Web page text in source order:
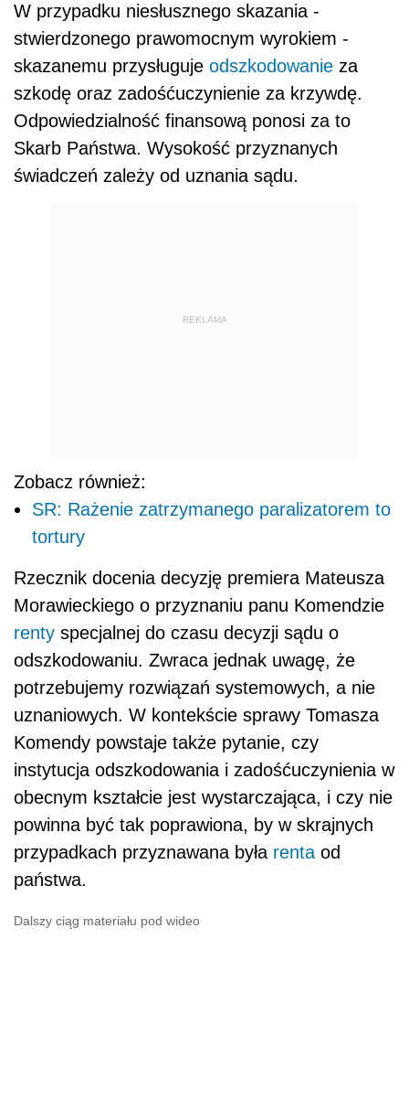
W przypadku niesłusznego skazania -
stwierdzonego prawomocnym wyrokiem -
skazanemu przysługuje odszkodowanie za
szkodę oraz zadośćuczynienie za krzywdę.
Odpowiedzialność finansową ponosi za to
Skarb Państwa. Wysokość przyznanych
świadczeń zależy od uznania sądu.
REKLAMA
Zobacz również:
SR: Rażenie zatrzymanego paralizatorem to
tortury
Rzecznik docenia decyzję premiera Mateusza
Morawieckiego o przyznaniu panu Komendzie
renty specjalnej do czasu decyzji sądu o
odszkodowaniu. Zwraca jednak uwagę, że
potrzebujemy rozwiązań systemowych, a nie
uznaniowych. W kontekście sprawy Tomasza
Komendy powstaje także pytanie, czy
instytucja odszkodowania i zadośćuczynienia w
obecnym kształcie jest wystarczająca, i czy nie
powinna być tak poprawiona, by w skrajnych
przypadkach przyznawana była renta od
państwa.
Dalszy ciąg materiału pod wideo